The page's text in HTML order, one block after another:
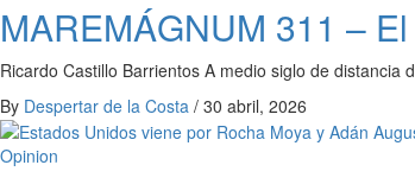
MAREMÁGNUM 311 –
Ricardo Castillo Barrientos A medio siglo de
By Despertar de la Costa / 30 abril, 2026
Opinion